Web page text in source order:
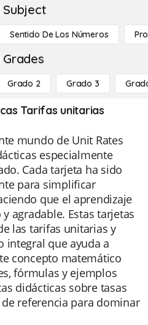
Subject
Sentido De Los Números
Grado 2 Grado 3
Tarifas unitarias
mundo de Unit Rates
especialmente
Cada tarjeta ha sido
para simplificar
que el aprendizaje
agradable. Estas tarjetas
las tarifas unitarias y
integral que ayuda a
concepto matemático
fórmulas y ejemplos
didácticas sobre tasas
referencia para dominar